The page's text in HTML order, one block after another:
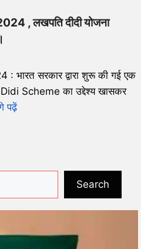
, लखपति दीदी योजना
सरकार द्वारा शुरू की गई एक
Didi Scheme का उद्देश्य खासकर
पढ़ें
Search